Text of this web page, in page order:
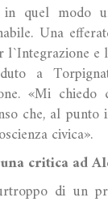
in quel modo
Una
l`Integrazione
a
«Mi
che, al
civica».
critica ad
di un